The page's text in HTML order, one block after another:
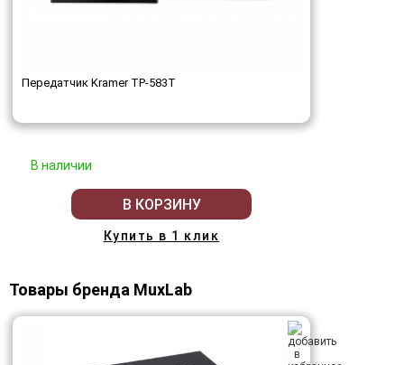
Передатчик Kramer TP-583T
В наличии
В КОРЗИНУ
Купить в 1 клик
Товары бренда MuxLab